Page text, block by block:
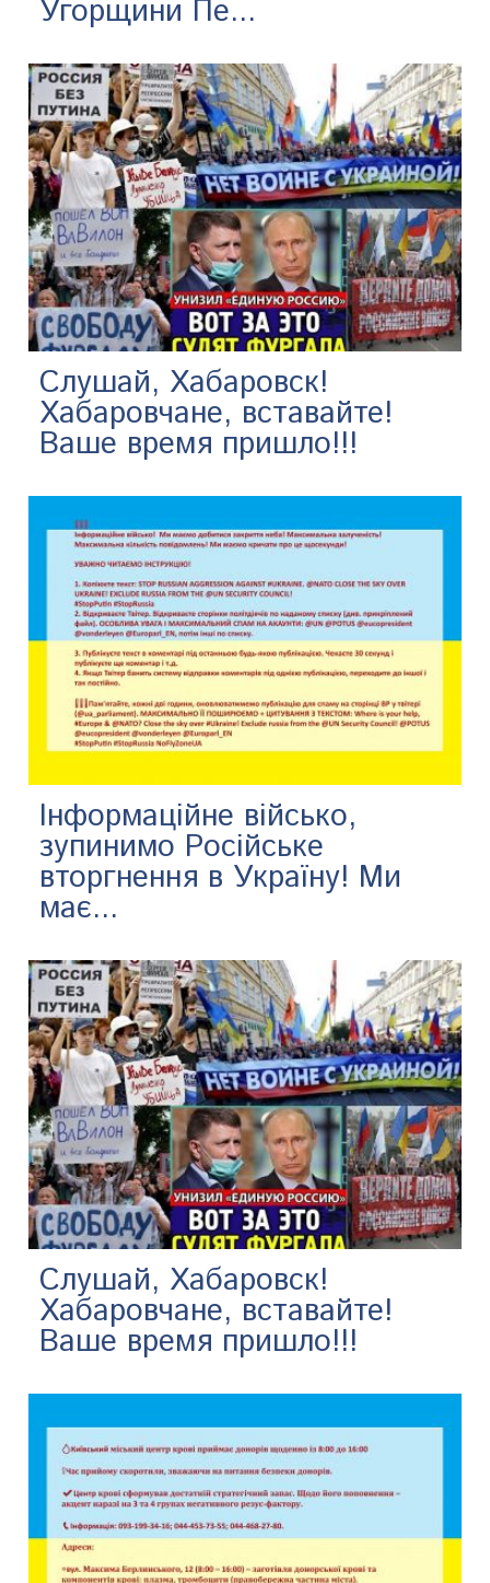
Угорщини Пе...
Слушай, Хабаровск!
Хабаровчане, вставайте!
Ваше время пришло!!!
Інформаційне військо,
зупинимо Російське
вторгнення в Україну! Ми
має...
Слушай, Хабаровск!
Хабаровчане, вставайте!
Ваше время пришло!!!